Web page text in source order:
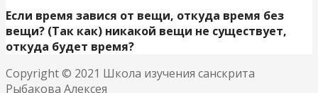
Если время завися от вещи, откуда время без
вещи? (Так как) никакой вещи не существует,
откуда будет время?
Copyright © 2021 Школа изучения санскрита
Рыбакова Алексея